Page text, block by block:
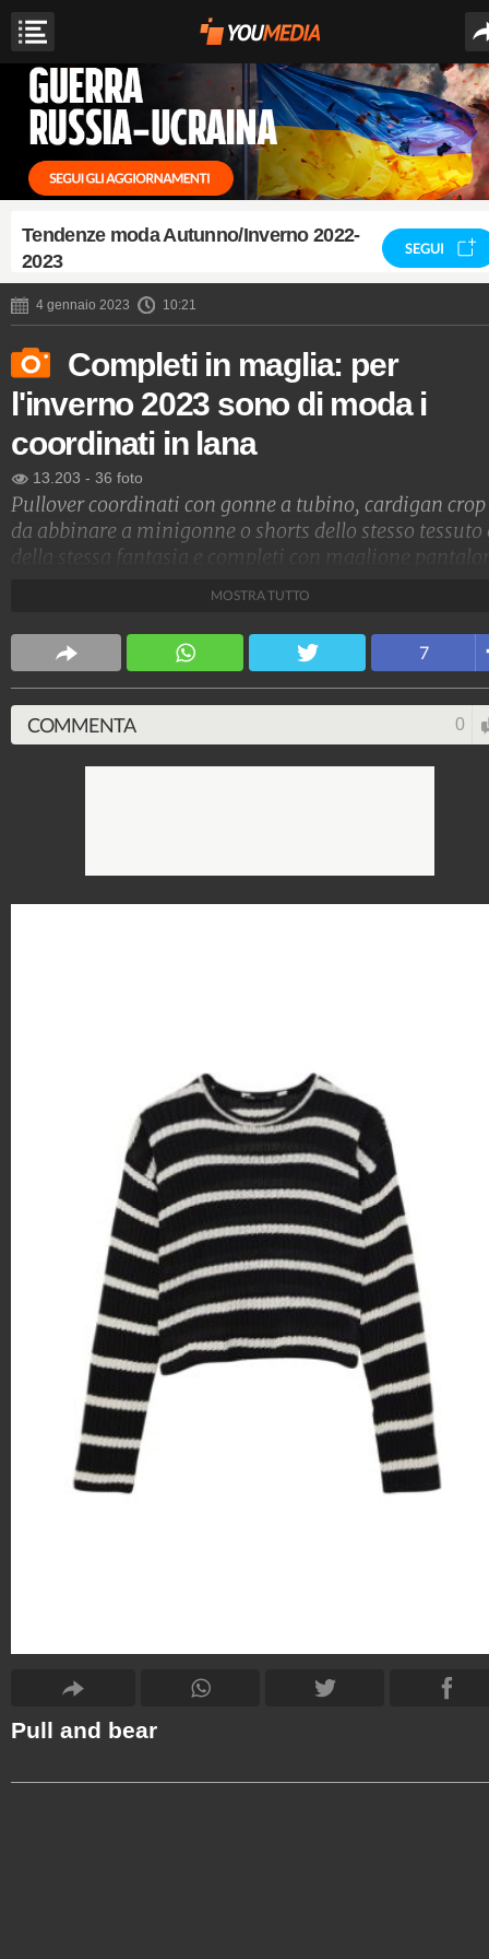
Tendenze moda Autunno/Inverno 2022-
2023
SEGUI
4 gennaio 2023 10:21
Completi in maglia: per
l'inverno 2023 sono di moda i
coordinati in lana
13.203 - 36 foto
Pullover coordinati con gonne a tubino, cardigan crop
da abbinare a minigonne o shorts dello stesso tessuto
della stessa fantasia e completi con maglione
coordinato.
1.515.063.115-1.957 video-138.069 foto
MOSTRA TUTTO
7
COMMENTA 0
Pull and bear